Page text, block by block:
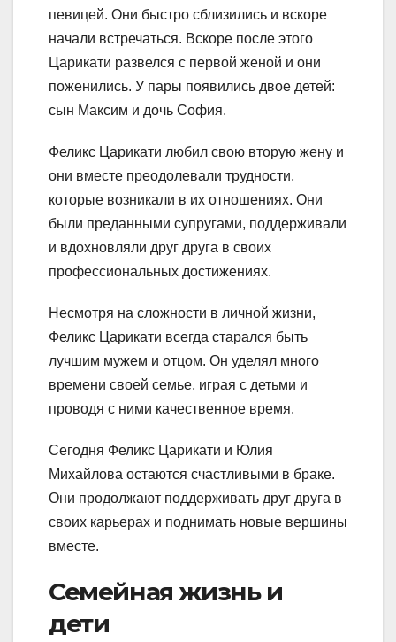
певицей. Они быстро сблизились и вскоре
начали встречаться. Вскоре после этого
Царикати развелся с первой женой и они
поженились. У пары появились двое детей:
сын Максим и дочь София.
Феликс Царикати любил свою вторую жену и
они вместе преодолевали трудности,
которые возникали в их отношениях. Они
были преданными супругами, поддерживали
и вдохновляли друг друга в своих
профессиональных достижениях.
Несмотря на сложности в личной жизни,
Феликс Царикати всегда старался быть
лучшим мужем и отцом. Он уделял много
времени своей семье, играя с детьми и
проводя с ними качественное время.
Сегодня Феликс Царикати и Юлия
Михайлова остаются счастливыми в браке.
Они продолжают поддерживать друг друга в
своих карьерах и поднимать новые вершины
вместе.
Семейная жизнь и
дети